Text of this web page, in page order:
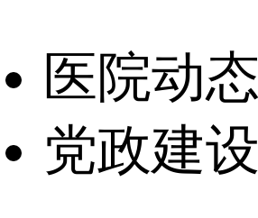
医院动态
党政建设